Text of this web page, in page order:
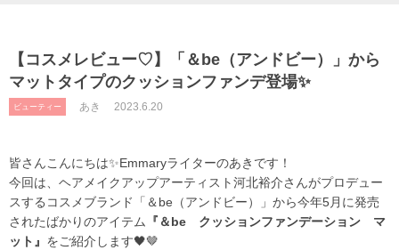
【コスメレビュー♡】「＆be（アンドビー）」から
マットタイプのクッションファンデ登場✨
ビューティー あき 2023.6.20
皆さんこんにちは✨Emmaryライターのあきです！
今回は、 ヘアメイクアップアーティスト河北裕介さんがプロデュー
スするコスメブランド「＆be（アンドビー）」から今年5月に発売
されたばかりのアイテム
『＆be クッションファンデーション マ
ット』 をご紹介します🖤🤎